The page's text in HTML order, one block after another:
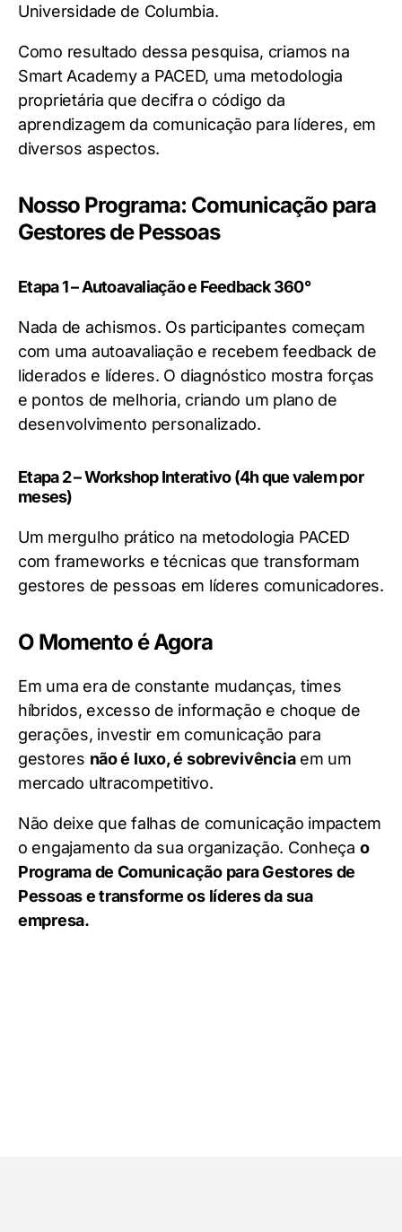
Universidade de Columbia.
Como resultado dessa pesquisa, criamos na
Smart Academy a PACED, uma metodologia
proprietária que decifra o código da
aprendizagem da comunicação para líderes, em
diversos aspectos.
Nosso Programa: Comunicação para
Gestores de Pessoas
Etapa 1 – Autoavaliação e Feedback 360°
Nada de achismos. Os participantes começam
com uma autoavaliação e recebem feedback de
liderados e líderes. O diagnóstico mostra forças
e pontos de melhoria, criando um plano de
desenvolvimento personalizado.
Etapa 2 – Workshop Interativo (4h que valem por
meses)
Um mergulho prático na metodologia PACED
com frameworks e técnicas que transformam
gestores de pessoas em líderes comunicadores.
O Momento é Agora
Em uma era de constante mudanças, times
híbridos, excesso de informação e choque de
gerações, investir em comunicação para
gestores não é luxo, é sobrevivênciaem um
mercado ultracompetitivo.
Não deixe que falhas de comunicação impactem
o engajamento da sua organização. Conheça o
Programa de Comunicação para Gestores de
Pessoas e transforme os líderes da sua
empresa.